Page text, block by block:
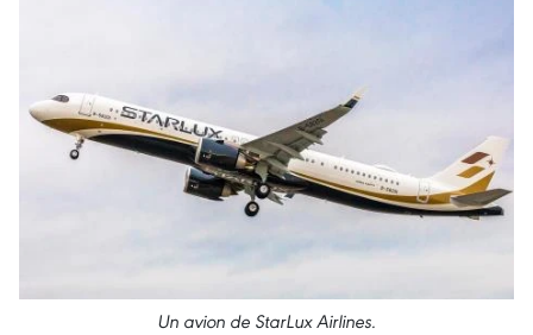
Un avion de StarLux Airlines.